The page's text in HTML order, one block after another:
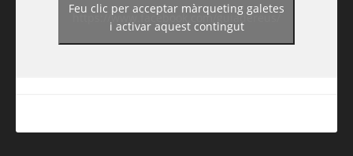
https://www.facebook.com/guiadereus/
Feu clic per acceptar màrqueting galetes
i activar aquest contingut